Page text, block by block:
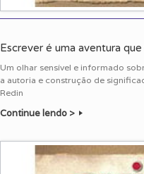
Escrever é uma aventura
Um olhar sensível e informado
a autoria e construção de
Redin
Continue lendo >